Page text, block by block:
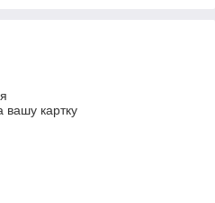
вашу картку